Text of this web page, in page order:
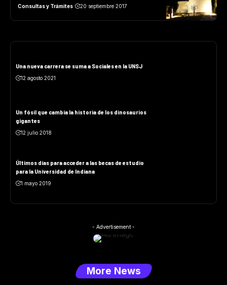
Consultas y Trámites 20 septiembre 2017
Una nueva carrera se suma a Sociales en la UNSJ
12 agosto 2021
Un fósil que cambia la historia de los dinosaurios
gigantes
12 julio 2018
Últimos días para acceder a las becas de estudio
para la Universidad de Indiana
1 mayo 2019
- Advertisement -
More News